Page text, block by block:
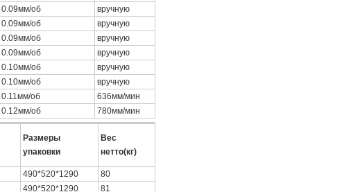
0.09мм/об
вручную
0.09мм/об
вручную
0.09мм/об
вручную
0.09мм/об
вручную
0.10мм/об
вручную
0.10мм/об
вручную
0.11мм/об
636мм/мин
0.12мм/об 780мм/мин
Размеры
упаковки
Вес
нетто(кг)
490*520*1290
80
490*520*1290
81